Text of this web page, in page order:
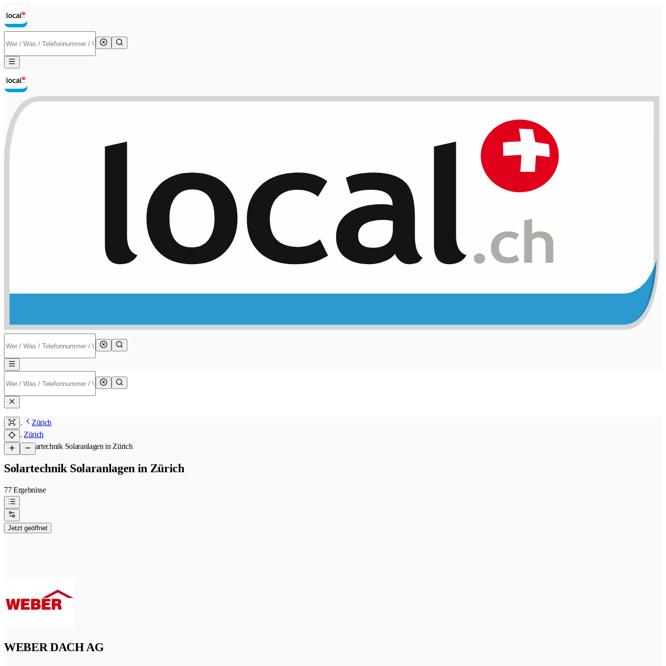
Zürich
Zürich
/Solartechnik Solaranlagen in Zürich
Solartechnik Solaranlagen in Zürich
77 Ergebnisse
Jetzt geöffnet
WEBER DACH AG